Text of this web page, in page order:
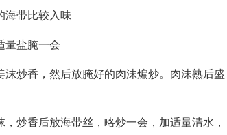
带比较入味
盐腌一会
炒香，然后放腌好的肉沫煸炒。肉沫熟后盛
香后放海带丝，略炒一会，加适量清水，